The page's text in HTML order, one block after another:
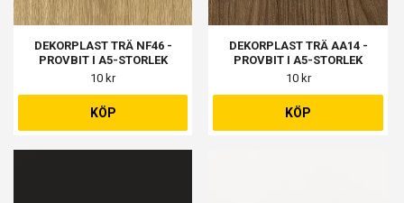
DEKORPLAST TRÄ NF46 -
PROVBIT I A5-STORLEK
10 kr
KÖP
DEKORPLAST TRÄ AA14 -
PROVBIT I A5-STORLEK
10 kr
KÖP